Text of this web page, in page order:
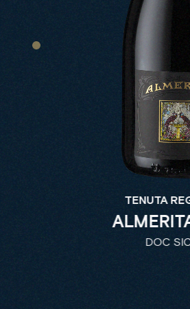
TENUTA
DOC